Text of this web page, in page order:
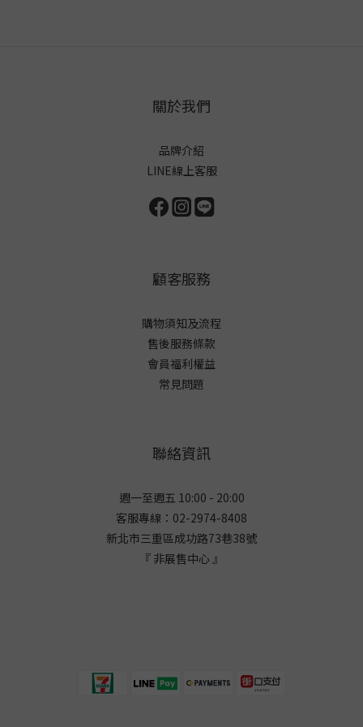
關於我們
品牌介紹
LINE線上客服
顧客服務
購物須知及流程
售後服務條款
會員福利權益
常見問題
聯絡資訊
週一至週五 10:00 - 20:00
客服專線：02-2974-8408
新北市三重區成功路73巷38號
『 非展售中心 』